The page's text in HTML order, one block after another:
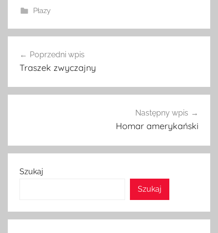
Płazy
wpisu
Poprzedni wpis
Traszek zwyczajny
Następny wpis
Homar amerykański
Szukaj
Szukaj